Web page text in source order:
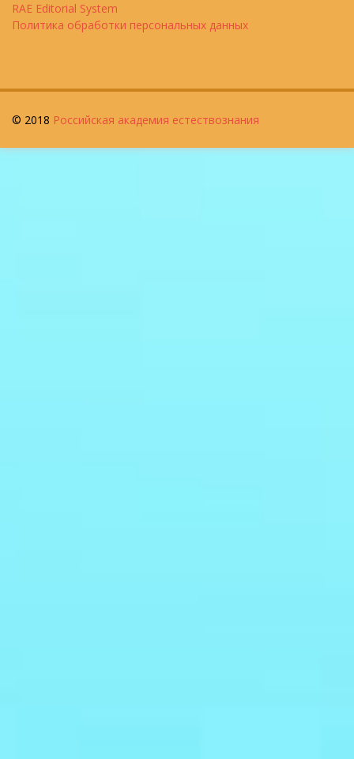
RAE Editorial System
Политика обработки персональных данных
© 2018 Российская академия естествознания